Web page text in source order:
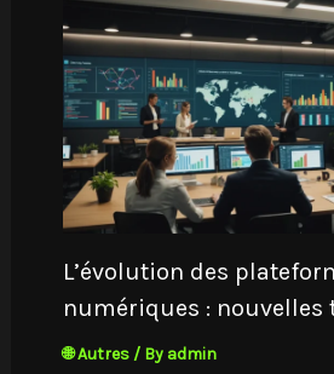
L’évolution des
numériques : nouvelles
🌐 Autres/ By admin